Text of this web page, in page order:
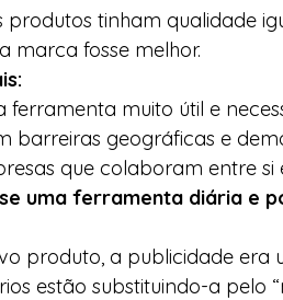
produtos tinham qualidade
marca fosse melhor.
ferramenta muito útil e
barreiras geográficas e
que colaboram entre
uma ferramenta diária e
produto, a publicidade era
estão substituindo-a pelo